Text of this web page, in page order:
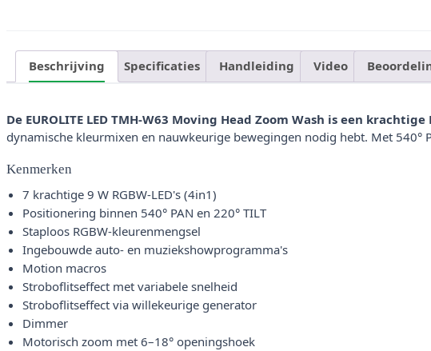
Beschrijving Specificaties Handleiding Video
De EUROLITE LED TMH-W63 Moving Head Zoom Wash is een
dynamische kleurmixen en nauwkeurige bewegingen nodig hebt. Met 540°
Kenmerken
7 krachtige 9 W RGBW-LED's (4in1)
Positionering binnen 540° PAN en 220° TILT
Staploos RGBW-kleurenmengsel
Ingebouwde auto- en muziekshowprogramma's
Motion macros
Stroboflitseffect met variabele snelheid
Stroboflitseffect via willekeurige generator
Dimmer
Motorisch zoom met 6–18° openingshoek